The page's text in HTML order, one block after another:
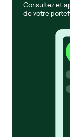
Consultez et
de votre